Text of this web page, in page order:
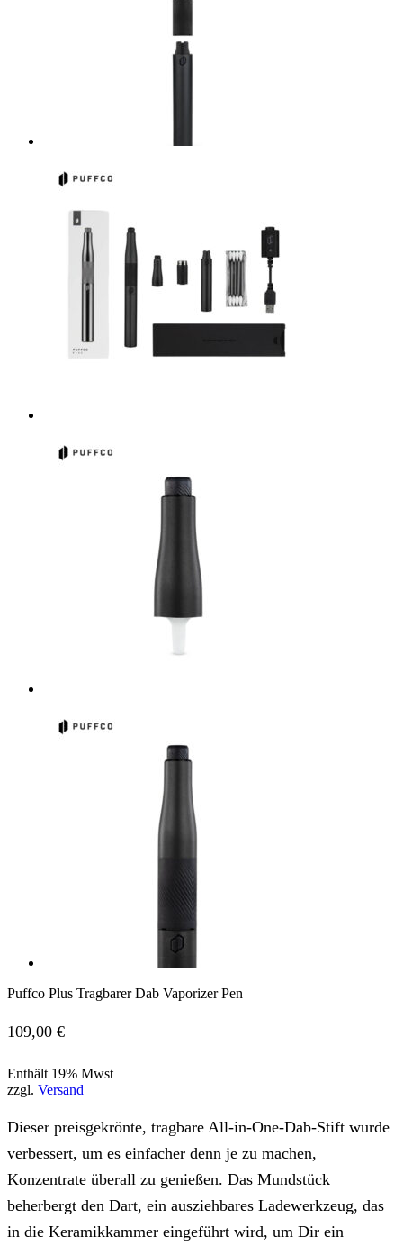
Puffco Plus Tragbarer Dab Vaporizer Pen
109,00 €
Enthält 19% Mwst
zzgl. Versand
Dieser preisgekrönte, tragbare All-in-One-Dab-Stift wurde
verbessert, um es einfacher denn je zu machen,
Konzentrate überall zu genießen. Das Mundstück
beherbergt den Dart, ein ausziehbares Ladewerkzeug, das
in die Keramikkammer eingeführt wird, um Dir ein